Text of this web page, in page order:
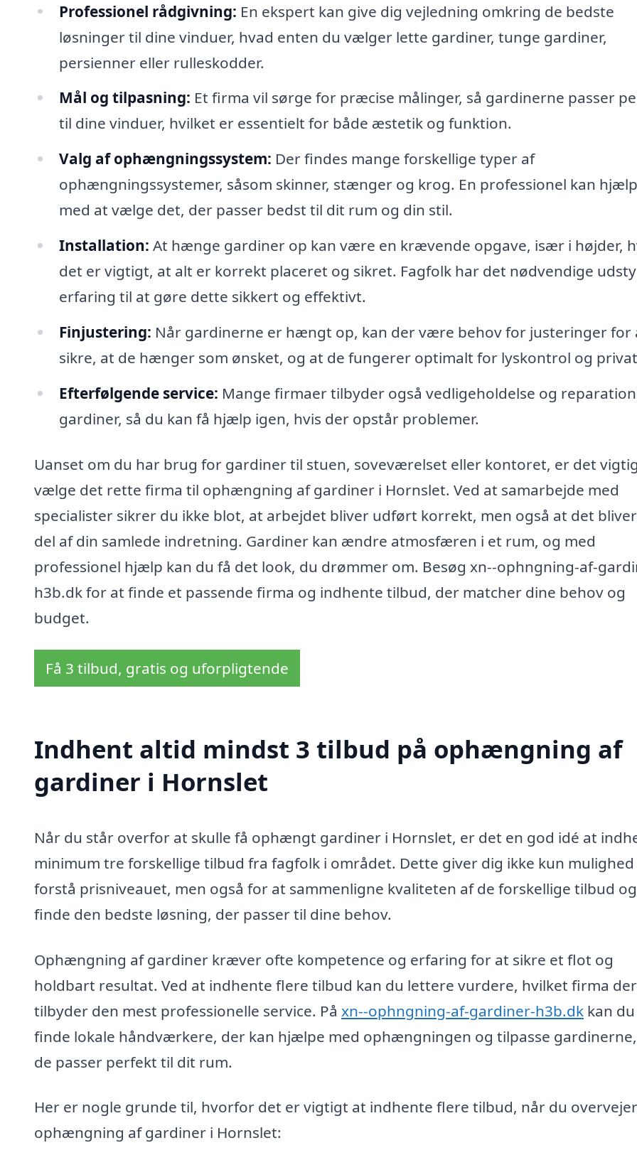
Professionel rådgivning: En ekspert kan give dig vejledning omkring de bedste
løsninger til dine vinduer, hvad enten du vælger lette gardiner, tunge gardiner,
persienner eller rulleskodder.
Mål og tilpasning: Et firma vil sørge for præcise målinger, så gardinerne passer
til dine vinduer, hvilket er essentielt for både æstetik og funktion.
Valg af ophængningssystem: Der findes mange forskellige typer af
ophængningssystemer, såsom skinner, stænger og krog. En professionel kan
med at vælge det, der passer bedst til dit rum og din stil.
Installation: At hænge gardiner op kan være en krævende opgave, især i højder,
det er vigtigt, at alt er korrekt placeret og sikret. Fagfolk har det nødvendige
erfaring til at gøre dette sikkert og effektivt.
Finjustering: Når gardinerne er hængt op, kan der være behov for justeringer for
sikre, at de hænger som ønsket, og at de fungerer optimalt for lyskontrol og
Efterfølgende service: Mange firmaer tilbyder også vedligeholdelse og
gardiner, så du kan få hjælp igen, hvis der opstår problemer.
Uanset om du har brug for gardiner til stuen, soveværelset eller kontoret, er det
vælge det rette firma til ophængning af gardiner i Hornslet. Ved at samarbejde med
specialister sikrer du ikke blot, at arbejdet bliver udført korrekt, men også at det
del af din samlede indretning. Gardiner kan ændre atmosfæren i et rum, og med
professionel hjælp kan du få det look, du drømmer om. Besøg xn--ophngning-af-
h3b.dk for at finde et passende firma og indhente tilbud, der matcher dine behov og
budget.
Få 3 tilbud, gratis og uforpligtende
Indhent altid mindst 3 tilbud på ophængning af
gardiner i Hornslet
Når du står overfor at skulle få ophængt gardiner i Hornslet, er det en god idé at
minimum tre forskellige tilbud fra fagfolk i området. Dette giver dig ikke kun
forstå prisniveauet, men også for at sammenligne kvaliteten af de forskellige tilbud og
finde den bedste løsning, der passer til dine behov.
Ophængning af gardiner kræver ofte kompetence og erfaring for at sikre et flot og
holdbart resultat. Ved at indhente flere tilbud kan du lettere vurdere, hvilket firma der
tilbyder den mest professionelle service. På xn--ophngning-af-gardiner-h3b.dk kan
finde lokale håndværkere, der kan hjælpe med ophængningen og tilpasse gardinerne,
de passer perfekt til dit rum.
Her er nogle grunde til, hvorfor det er vigtigt at indhente flere tilbud, når du overvejer
ophængning af gardiner i Hornslet: